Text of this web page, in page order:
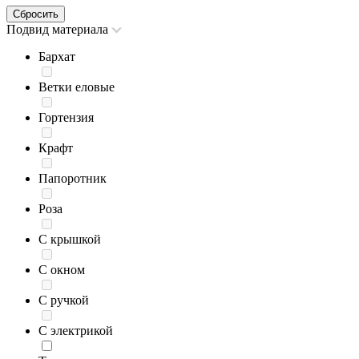
Сбросить
Подвид материала
Бархат
Ветки еловые
Гортензия
Крафт
Папоротник
Роза
С крышкой
С окном
С ручкой
С электрикой